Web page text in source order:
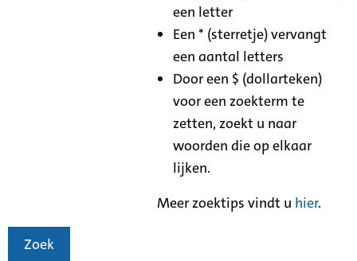
een letter
Een * (sterretje) vervangt
een aantal letters
Door een $ (dollarteken)
voor een zoekterm te
zetten, zoekt u naar
woorden die op elkaar
lijken.
Meer zoektips vindt u hier.
Zoek